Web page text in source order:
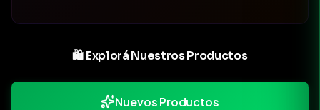
🛍️ Explorá Nuestros Productos
Nuevos Productos